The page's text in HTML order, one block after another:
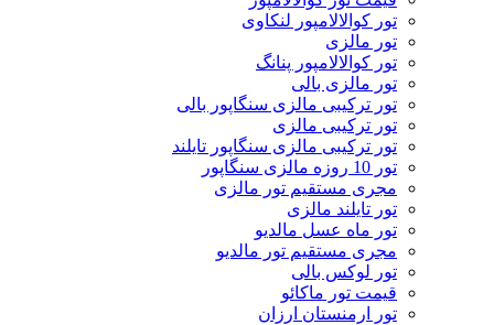
تور کوالالامپور لنکاوی
تور مالزی
تور کوالالامپور پنانگ
تور مالزی بالی
تور ترکیبی مالزی سنگاپور بالی
تور ترکیبی مالزی
تور ترکیبی مالزی سنگاپور تایلند
تور 10 روزه مالزی سنگاپور
مجری مستقیم تور مالزی
تور تایلند مالزی
تور ماه عسل مالدیو
مجری مستقیم تور مالدیو
تور لوکس بالی
قیمت تور ماکائو
تور ارمنستان ارزان